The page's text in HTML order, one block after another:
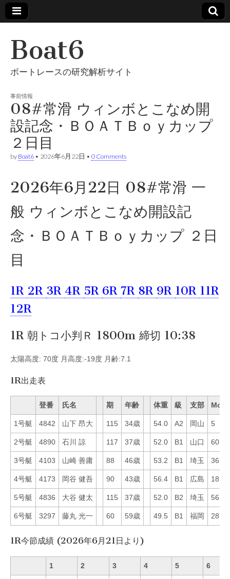
Boat6
ボートレースの研究解析サイト
事前情報
08#常滑 ウィンボとこなめ開
設記念・ＢＯＡＴＢｏｙカップ
２日目
by Boat6 • 2026年6月22日 • 0 Comments
2026年6月22日 08#常滑 一
般 ウィンボとこなめ開設記
念・ＢＯＡＴＢｏｙカップ ２日
目
1R 2R 3R 4R 5R 6R 7R 8R 9R 10R 11R
12R
1R 朝トコ小判Ｒ 1800m 締切 10:38
太陽高度: 70度 月高度:-19度 月齢:7.1
1R出走表
登番 氏名 期 年齢 体重 級 支部 Mo
1号艇 4842 山下 昂大 115 34歳 54.0 A2 岡山 5
2号艇 4890 石川 諒 117 37歳 52.0 B1 山口 60
3号艇 4103 山崎 善庸 88 46歳 53.2 B1 埼玉 36
4号艇 4173 岡谷 健吾 90 43歳 56.4 B1 広島 18
5号艇 4836 大谷 健太 115 37歳 52.0 B2 埼玉 56
6号艇 3297 藤丸 光一 60 59歳 49.5 B1 福岡 28
1R今節成績 (2026年6月21日より)
1 2 3 4 5 6